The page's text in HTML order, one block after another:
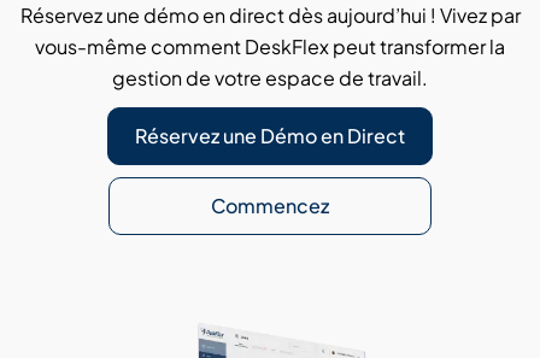
Réservez une démo en direct dès aujourd’hui ! Vivez par
vous-même comment DeskFlex peut transformer la
gestion de votre espace de travail.
Réservez une Démo en Direct
Commencez